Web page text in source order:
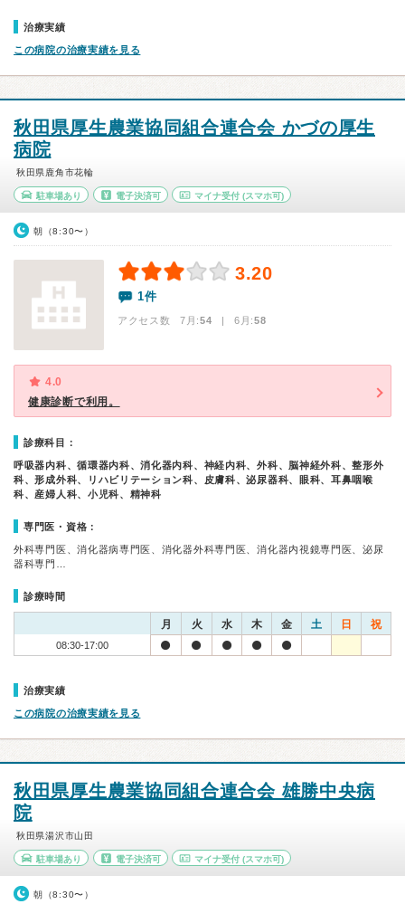
治療実績
この病院の治療実績を見る
秋田県厚生農業協同組合連合会 かづの厚生
病院
秋田県鹿角市花輪
駐車場あり 電子決済可 マイナ受付 (スマホ可)
朝（8:30〜）
3.20
1件
アクセス数 7月:54 | 6月:58
4.0
健康診断で利用。
診療科目：
呼吸器内科、循環器内科、消化器内科、神経内科、外科、脳神経外科、整形外
科、形成外科、リハビリテーション科、皮膚科、泌尿器科、眼科、耳鼻咽喉
科、産婦人科、小児科、精神科
専門医・資格：
外科専門医、消化器病専門医、消化器外科専門医、消化器内視鏡専門医、泌尿
器科専門…
診療時間
月 火 水 木 金 土 日 祝
08:30-17:00
治療実績
この病院の治療実績を見る
秋田県厚生農業協同組合連合会 雄勝中央病
院
秋田県湯沢市山田
駐車場あり 電子決済可 マイナ受付 (スマホ可)
朝（8:30〜）